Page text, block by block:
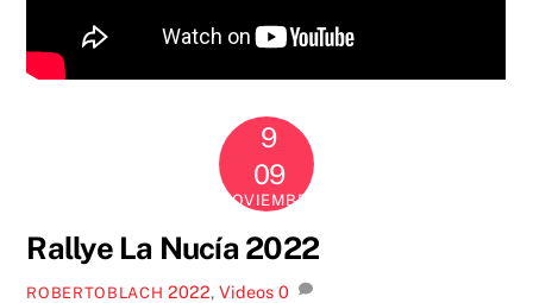
9
09
NOVIEMBRE
Rallye La Nucía 2022
ROBERTOBLACH 2022,Videos 0